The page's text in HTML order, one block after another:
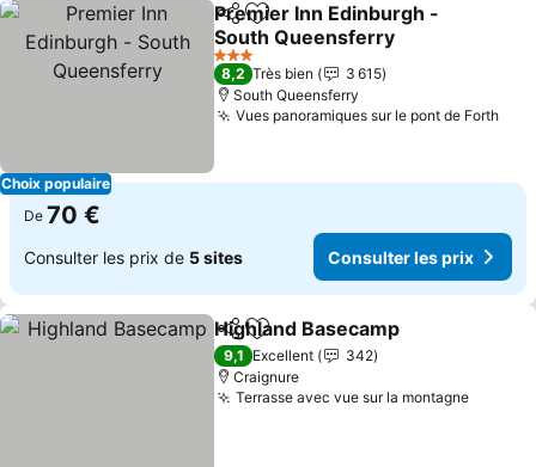
Choix populaire
PartagerAjouter à mes favoris
Premier Inn Edinburgh -
South Queensferry
Consulter les prix
3 Étoiles
8,2 Très bien
3 615
South Queensferry
Vues panoramiques sur le pont de Forth
De 70 €
Consulter les prix de 5 sites Consulter les prix
PartagerAjouter à mes favoris
Highland Basecamp
9,1 Excellent
342
Craignure
Terrasse avec vue sur la montagne